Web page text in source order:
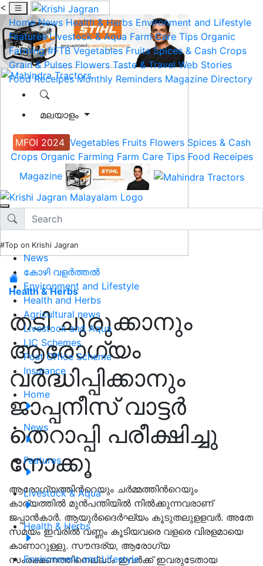
<
Home News Health & Herbs Environment and Lifestyle
Features Livestock & Aqua Farm Care Tips Organic
Farming #FTB Vegetables Fruits Spices & Cash Crops
Grain & Pulses Flowers Taste & Travel Web Stories
Food Receipes Monthly Reminders Magazine Directory
മലയാളം
MFOI 2024 Vegetables Fruits Flowers Spices & Cash
Crops Organic Farming Farm Care Tips Food Receipes
Magazine
#Top on Krishi Jagran
News
കോഴി വളർത്തൽ
Environment and Lifestyle
Health and Herbs
Agricultural news
Livestock and Aqua
LIC Schemes
Post Office Scheme
Insurance
Home
News
Features
Livestock & Aqua
Health & Herbs
Environment and Lifestyle
Health & Herbs
തടി ചുരുക്കാനും
ആരോഗ്യം
വർദ്ധിപ്പിക്കാനും
ജാപ്പനീസ് വാട്ടര്‍
തെറാപ്പി പരീക്ഷിച്ചു
നോക്കൂ
ആരോഗ്യത്തിൻറെയും ചര്‍മ്മത്തിൻറെയും
കാര്യത്തില്‍ മുന്‍പന്തിയില്‍ നില്‍ക്കുന്നവരാണ്
ജപ്പാന്‍കാര്‍. ആയുര്‍ദൈര്‍ഘ്യം കൂടുതലുളളവര്‍. അതേ
സമയം ഇവരില്‍ വണ്ണം കൂടിയവരെ വളരെ വിരളമായെ
കാണാറുള്ളു. സൗന്ദര്യ, ആരോഗ്യ
സംരക്ഷണത്തിനെല്ലാം ഇവര്‍ക്ക് ഇവരുടേതായ